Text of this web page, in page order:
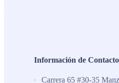
Información de Contacto
Carrera 65 #30-35